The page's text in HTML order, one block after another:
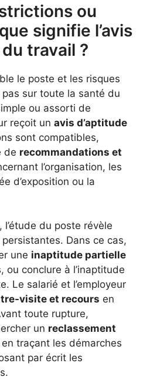
ou
signifie l’avis
travail ?
le poste et les risques
sur toute la santé du
ou assorti de
reçoit un avis d’aptitude
sont compatibles,
de recommandations et
l’organisation, les
d’exposition ou la
du poste révèle
Dans ce cas,
une inaptitude partielle
ou conclure à l’inaptitude
Le salarié et l’employeur
visite et recours en
toute rupture,
un reclassement
traçant les démarches
par écrit les